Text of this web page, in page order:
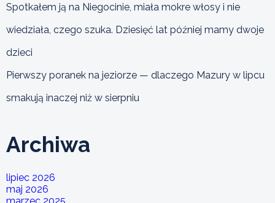
Spotkałem ją na Niegocinie, miała mokre włosy i nie
wiedziała, czego szuka. Dziesięć lat później mamy dwoje
dzieci
Pierwszy poranek na jeziorze — dlaczego Mazury w lipcu
smakują inaczej niż w sierpniu
Archiwa
lipiec 2026
maj 2026